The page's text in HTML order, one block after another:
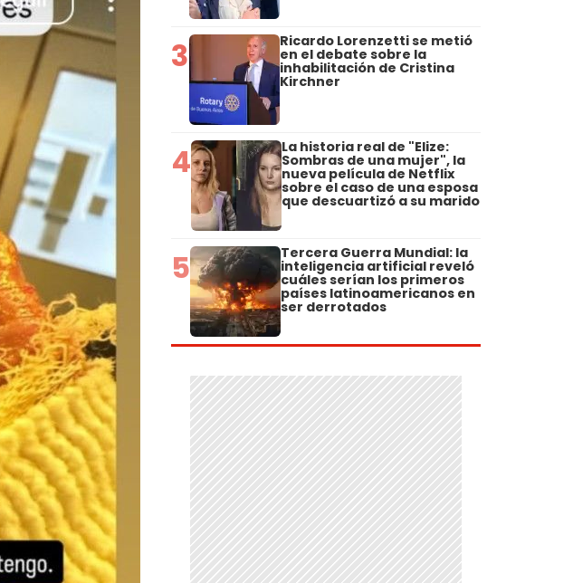
3 Ricardo Lorenzetti se metió
en el debate sobre la
inhabilitación de Cristina
Kirchner
4 La historia real de "Elize:
Sombras de una mujer", la
nueva película de Netflix
sobre el caso de una esposa
que descuartizó a su marido
5 Tercera Guerra Mundial: la
inteligencia artificial reveló
cuáles serían los primeros
países latinoamericanos en
ser derrotados